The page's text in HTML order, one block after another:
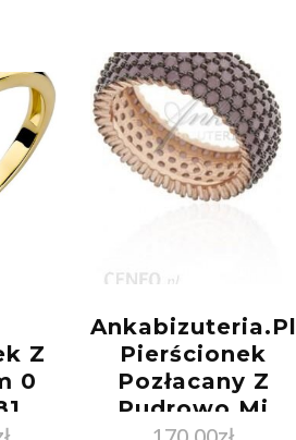
Z
0
Ankabizuteria.Pl
Pierścionek
Pozłacany Z
Pudrowo Mi